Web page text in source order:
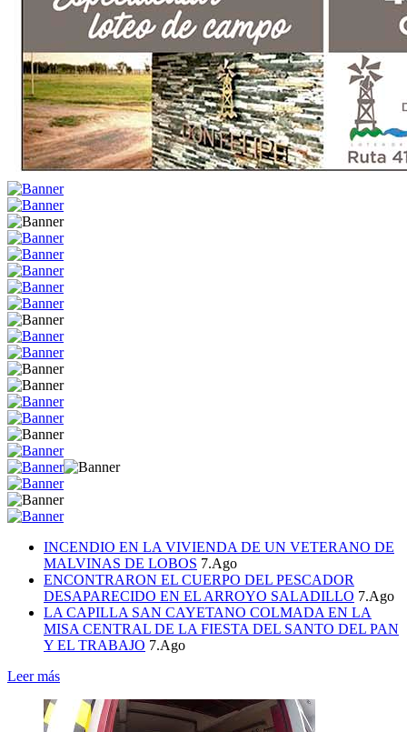
INCENDIO EN LA VIVIENDA DE UN VETERANO DE
MALVINAS DE LOBOS 7.Ago
ENCONTRARON EL CUERPO DEL PESCADOR
DESAPARECIDO EN EL ARROYO SALADILLO 7.Ago
LA CAPILLA SAN CAYETANO COLMADA EN LA
MISA CENTRAL DE LA FIESTA DEL SANTO DEL PAN
Y EL TRABAJO 7.Ago
Leer más